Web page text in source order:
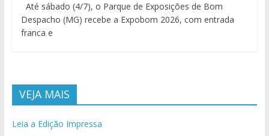
Até sábado (4/7), o Parque de Exposições de Bom
Despacho (MG) recebe a Expobom 2026, com entrada
franca e
VEJA MAIS
Leia a Edição Impressa